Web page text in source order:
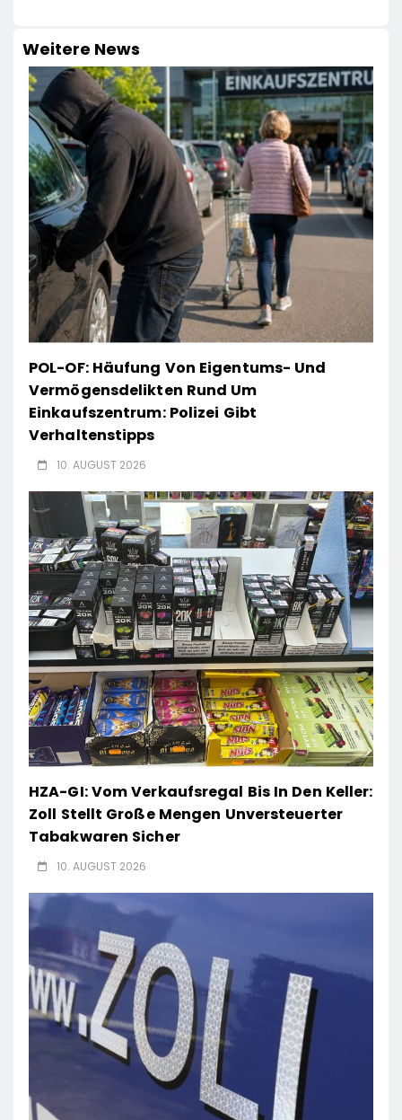
Weitere News
POL-OF: Häufung Von Eigentums- Und
Vermögensdelikten Rund Um
Einkaufszentrum: Polizei Gibt
Verhaltenstipps
10. AUGUST 2026
HZA-GI: Vom Verkaufsregal Bis In Den Keller:
Zoll Stellt Große Mengen Unversteuerter
Tabakwaren Sicher
10. AUGUST 2026